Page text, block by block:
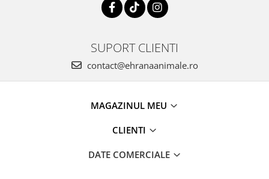
SUPORT CLIENTI
contact@ehranaanimale.ro
MAGAZINUL MEU
CLIENTI
DATE COMERCIALE